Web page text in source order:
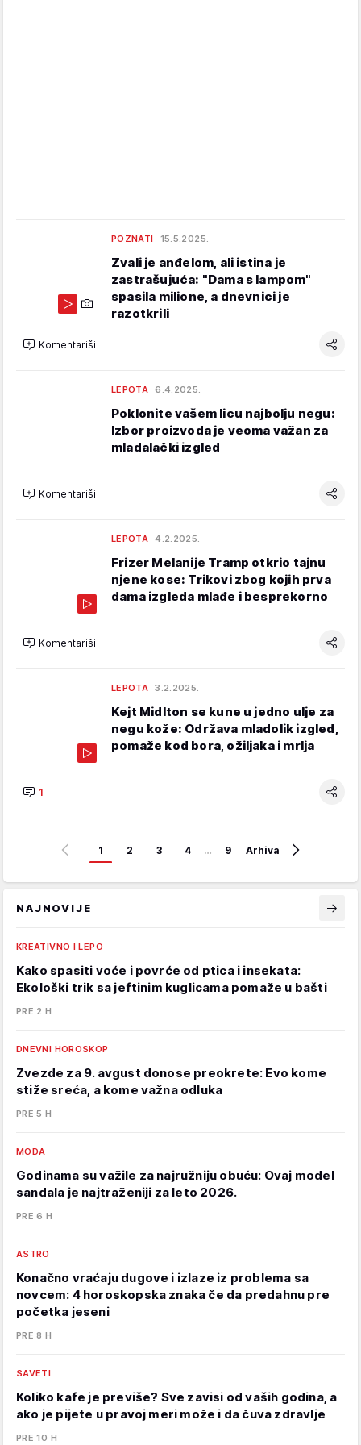
POZNATI 15.5.2025.
Zvali je anđelom, ali istina je
zastrašujuća: "Dama s lampom"
spasila milione, a dnevnici je
razotkrili
Komentariši
LEPOTA 6.4.2025.
Poklonite vašem licu najbolju negu:
Izbor proizvoda je veoma važan za
mladalački izgled
Komentariši
LEPOTA 4.2.2025.
Frizer Melanije Tramp otkrio tajnu
njene kose: Trikovi zbog kojih prva
dama izgleda mlađe i besprekorno
Komentariši
LEPOTA 3.2.2025.
Kejt Midlton se kune u jedno ulje za
negu kože: Održava mladolik izgled,
pomaže kod bora, ožiljaka i mrlja
1
1 2 3 4 … 9 Arhiva
NAJNOVIJE
KREATIVNO I LEPO
Kako spasiti voće i povrće od ptica i insekata:
Ekološki trik sa jeftinim kuglicama pomaže u bašti
PRE 2 H
DNEVNI HOROSKOP
Zvezde za 9. avgust donose preokrete: Evo kome
stiže sreća, a kome važna odluka
PRE 5 H
MODA
Godinama su važile za najružniju obuću: Ovaj model
sandala je najtraženiji za leto 2026.
PRE 6 H
ASTRO
Konačno vraćaju dugove i izlaze iz problema sa
novcem: 4 horoskopska znaka če da predahnu pre
početka jeseni
PRE 8 H
SAVETI
Koliko kafe je previše? Sve zavisi od vaših godina, a
ako je pijete u pravoj meri može i da čuva zdravlje
PRE 10 H